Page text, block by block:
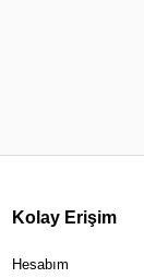
Kolay Erişim
Hesabım